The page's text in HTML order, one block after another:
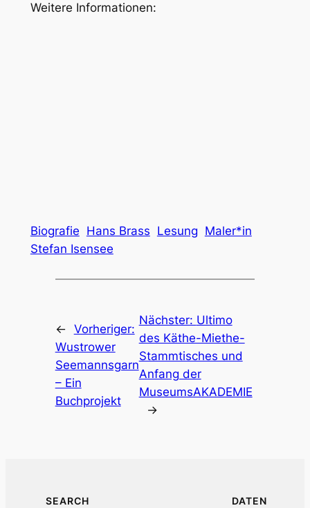
Weitere Informationen:
Biografie Hans Brass Lesung Maler*in
Stefan Isensee
← Vorheriger:
Wustrower
Seemannsgarn
– Ein
Buchprojekt
Nächster: Ultimo
des Käthe-Miethe-
Stammtisches und
Anfang der
MuseumsAKADEMIE
→
SEARCH DATEN